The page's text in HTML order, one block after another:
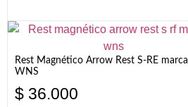
Rest Magnético Arrow Rest S-RE marca
WNS
$ 36.000